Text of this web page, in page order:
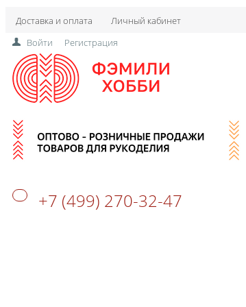
Доставка и оплата Личный кабинет
Войти Регистрация
+7 (499) 270-32-47